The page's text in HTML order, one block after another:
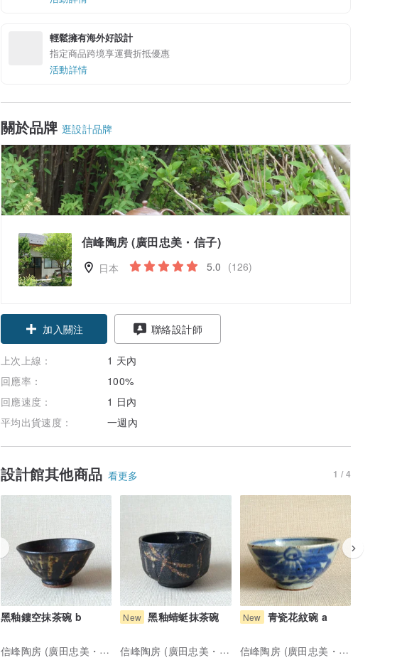
輕鬆擁有海外好設計
指定商品跨境享運費折抵優惠
活動詳情
關於品牌 逛設計品牌
信峰陶房 (廣田忠美・信子)
日本 5.0 (126)
領優惠券
加入關注
聯絡設計師
上次上線：
1 天內
回應率：
100%
回應速度：
1 日內
平均出貨速度：
一週內
設計館其他商品 看更多 1 / 4
黑釉鏤空抹茶碗 b
信峰陶房 (廣田忠美・信子)
New 黑釉蜻蜓抹茶碗
信峰陶房 (廣田忠美・信子)
New 青瓷花紋碗 a
信峰陶房 (廣田忠美・信子)